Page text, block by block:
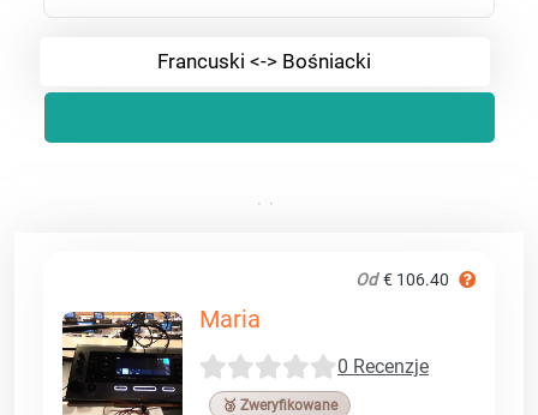
Francuski <-> Bośniacki
Od € 106.40
Maria
0 Recenzje
🥉 Zweryfikowane